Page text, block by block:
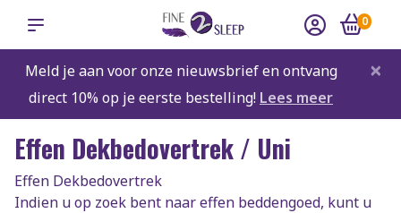
0
Meld je aan voor onze nieuwsbrief en ontvang
direct 10% op je eerste bestelling! Lees meer
×
Effen Dekbedovertrek / Uni
Effen Dekbedovertrek
Indien u op zoek bent naar effen beddengoed, kunt u